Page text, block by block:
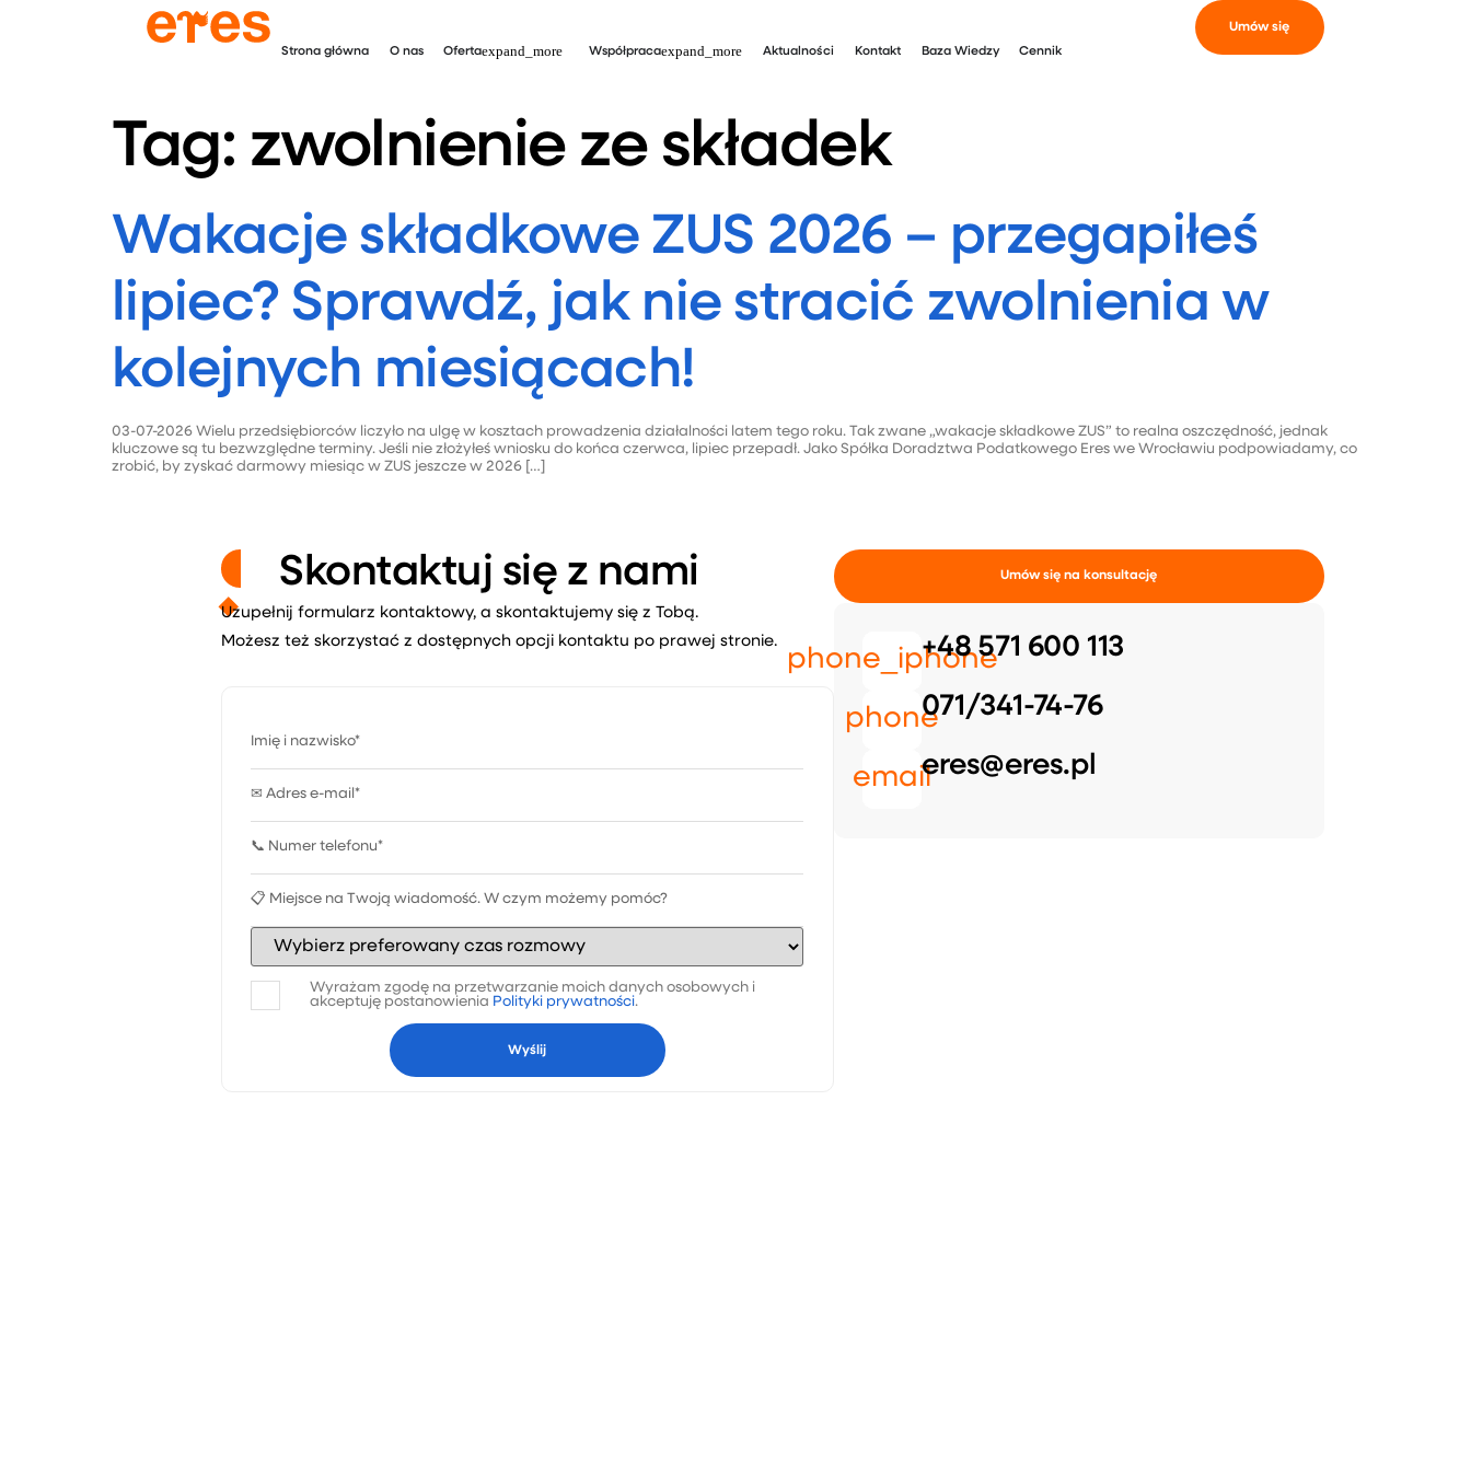
Strona główna O nas Oferta Współpraca Aktualności Kontakt Baza Wiedzy Cennik
Umów się
Tag: zwolnienie ze składek
Wakacje składkowe ZUS 2026 – przegapiłeś
lipiec? Sprawdź, jak nie stracić zwolnienia w
kolejnych miesiącach!
03-07-2026 Wielu przedsiębiorców liczyło na ulgę w kosztach prowadzenia działalności latem tego roku. Tak zwane „wakacje składkowe ZUS” to realna oszczędność, jednak
kluczowe są tu bezwzględne terminy. Jeśli nie złożyłeś wniosku do końca czerwca, lipiec przepadł. Jako Spółka Doradztwa Podatkowego Eres we Wrocławiu podpowiadamy, co
zrobić, by zyskać darmowy miesiąc w ZUS jeszcze w 2026 […]
Skontaktuj się z nami
Uzupełnij formularz kontaktowy, a skontaktujemy się z Tobą.
Możesz też skorzystać z dostępnych opcji kontaktu po prawej stronie.
Wyrażam zgodę na przetwarzanie moich danych osobowych i
akceptuję postanowienia Polityki prywatności.
Umów się na konsultację
phone_iphone+48 571 600 113
phone071/341-74-76
emaileres@eres.pl